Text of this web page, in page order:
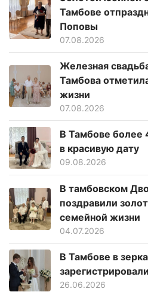
Тамбове
Поповы
07.08.2026
Железная
Тамбова
жизни
07.08.2026
В Тамбове более
в красивую дату
09.08.2026
В тамбовском
поздравили
семейной жизни
04.07.2026
В Тамбове в
26.06.2026